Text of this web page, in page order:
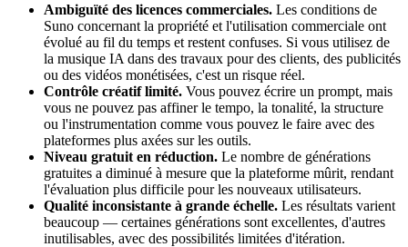
Ambiguïté des licences commerciales. Les conditions de
Suno concernant la propriété et l'utilisation commerciale ont
évolué au fil du temps et restent confuses. Si vous utilisez de
la musique IA dans des travaux pour des clients, des publicités
ou des vidéos monétisées, c'est un risque réel.
Contrôle créatif limité. Vous pouvez écrire un prompt, mais
vous ne pouvez pas affiner le tempo, la tonalité, la structure
ou l'instrumentation comme vous pouvez le faire avec des
plateformes plus axées sur les outils.
Niveau gratuit en réduction. Le nombre de générations
gratuites a diminué à mesure que la plateforme mûrit, rendant
l'évaluation plus difficile pour les nouveaux utilisateurs.
Qualité inconsistante à grande échelle. Les résultats varient
beaucoup — certaines générations sont excellentes, d'autres
inutilisables, avec des possibilités limitées d'itération.